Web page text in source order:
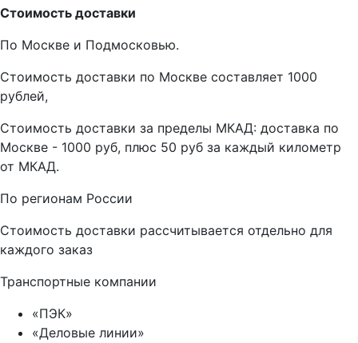
Стоимость доставки
По Москве и Подмосковью.
Стоимость доставки по Москве составляет 1000
рублей,
Стоимость доставки за пределы МКАД: доставка по
Москве - 1000 руб, плюс 50 руб за каждый километр
от МКАД.
По регионам России
Стоимость доставки рассчитывается отдельно для
каждого заказ
Транспортные компании
«ПЭК»
«Деловые линии»